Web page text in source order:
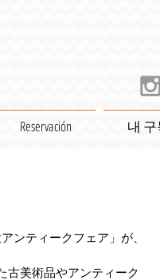
Reservación 내
ンティークフェア」が、
古美術品やアンティーク